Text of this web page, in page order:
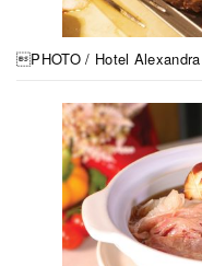
PHOTO / Hotel Alexandra